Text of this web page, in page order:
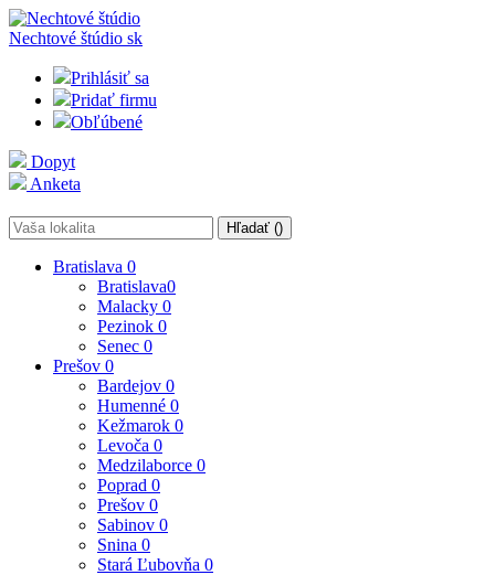
Nechtové štúdio sk
Prihlásiť sa
Pridať firmu
Obľúbené
Dopyt
Anketa
Hľadať ()
Bratislava 0
Bratislava0
Malacky 0
Pezinok 0
Senec 0
Prešov 0
Bardejov 0
Humenné 0
Kežmarok 0
Levoča 0
Medzilaborce 0
Poprad 0
Prešov 0
Sabinov 0
Snina 0
Stará Ľubovňa 0